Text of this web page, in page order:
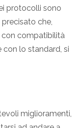
protocolli sono
che,
con compatibilità
lo standard, si
miglioramenti,